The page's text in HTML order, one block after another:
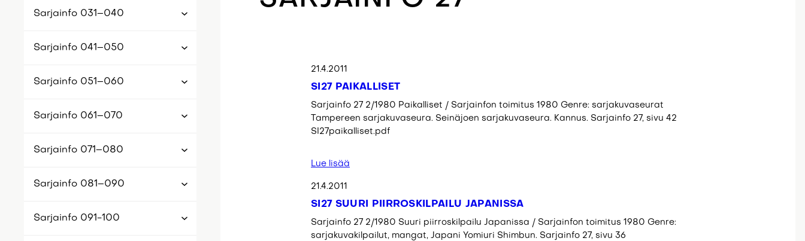
Sarjainfo 031–040
Sarjainfo 041–050
Sarjainfo 051–060
Sarjainfo 061–070
Sarjainfo 071–080
Sarjainfo 081–090
Sarjainfo 091-100
21.4.2011
SI27 PAIKALLISET
Sarjainfo 27 2/1980 Paikalliset / Sarjainfon toimitus 1980 Genre: sarjakuvaseurat
Tampereen sarjakuvaseura. Seinäjoen sarjakuvaseura. Kannus. Sarjainfo 27, sivu 42
SI27paikalliset.pdf
Lue lisää
21.4.2011
SI27 SUURI PIIRROSKILPAILU JAPANISSA
Sarjainfo 27 2/1980 Suuri piirroskilpailu Japanissa / Sarjainfon toimitus 1980 Genre:
sarjakuvakilpailut, mangat, Japani Yomiuri Shimbun. Sarjainfo 27, sivu 36